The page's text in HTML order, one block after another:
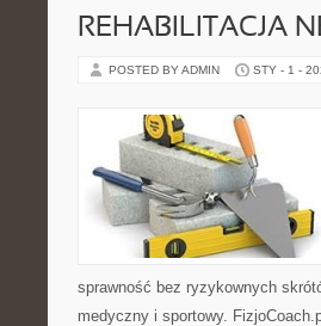
REHABILITACJA
POSTED BY ADMIN STY - 1 -
sprawność bez ryzykownych
medyczny i sportowy.